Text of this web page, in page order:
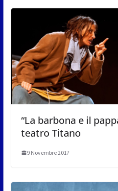
“La barbona e il
teatro Titano
9 Novembre 2017